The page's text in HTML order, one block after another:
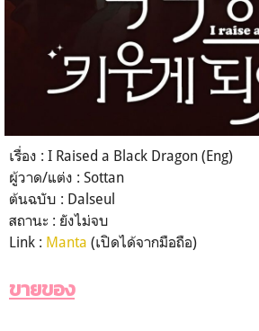
เรื่อง : I Raised a Black Dragon (Eng)
ผู้วาด/แต่ง : Sottan
ต้นฉบับ : Dalseul
สถานะ : ยังไม่จบ
Link : Manta (เปิดได้จากมือถือ)
ขายของ